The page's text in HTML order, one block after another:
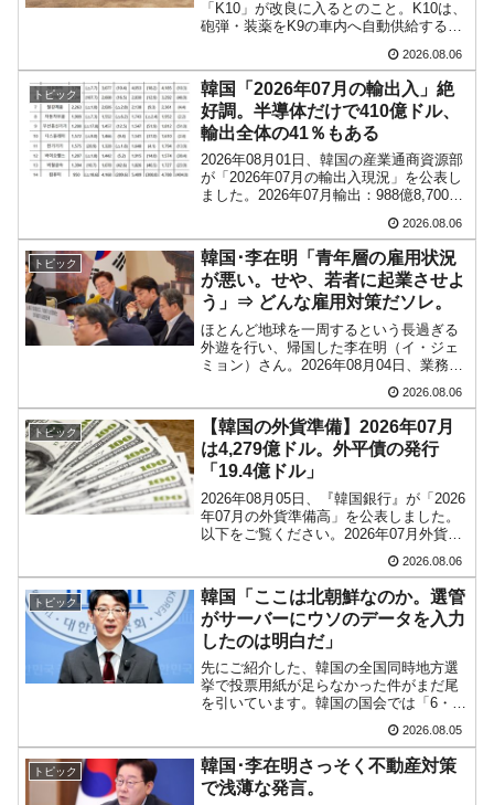
「K10」が改良に入るとのこと。K10は、
砲弾・装薬をK9の車内へ自動供給する機
『Chosun Biz』が報じていますので、同
記事から以下に一部を引きます。2005年
に初めて...
2026.08.06
トピック
韓国「2026年07月の輸出入」絶
好調。半導体だけで410億ドル、
輸出全体の41％もある
2026年08月01日、韓国の産業通商資源部
が「2026年07月の輸出入現況」を公表し
ました。2026年07月輸出：988億8,700万
（26.5％）貿易収支：303億2,400万ドル
2026...
2026.08.06
トピック
韓国･李在明「青年層の雇用状況
が悪い。せや、若者に起業させよ
う」⇒ どんな雇用対策だソレ。
ほとんど地球を一周するという長過ぎる
外遊を行い、帰国した李在明（イ・ジェ
ミョン）さん。2026年08月04日、業務報
部、公正取引委員会）を主催。この席
上、韓国大統領に成りおおせた李在明
（イ・ジェミョン）さん...
2026.08.06
トピック
【韓国の外貨準備】2026年07月
は4,279億ドル。外平債の発行
「19.4億ドル」
2026年08月05日、『韓国銀行』が「2026
年07月の外貨準備高」を公表しました。
以下をご覧ください。2026年07月外貨準
※前月比：+6億ドル＜＜内訳＞＞
⇒Securities：3,80...
2026.08.06
トピック
韓国「ここは北朝鮮なのか。選管
がサーバーにウソのデータを入力
したのは明白だ」
先にご紹介した、韓国の全国同時地方選
挙で投票用紙が足らなかった件がまだ尾
を引いています。韓国の国会では「6・3
地方選挙投票用紙不足事態・国政調査特
別委員会」が設けられ、調査を続けてい
ます。『国民の力』の朱晋佑（チュ・ジ
ヌ）議員はその委員の一...
2026.08.05
トピック
韓国･李在明さっそく不動産対策
で浅薄な発言。